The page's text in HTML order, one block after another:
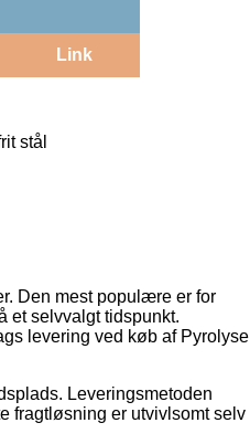
Link
stål
Den mest populære er for
et selvvalgt tidspunkt.
levering ved køb af Pyrolyse
Leveringsmetoden
fragtløsning er utvivlsomt selv